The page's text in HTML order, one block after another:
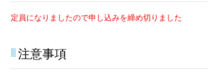
定員になりましたので申し込みを締め切りました
注意事項